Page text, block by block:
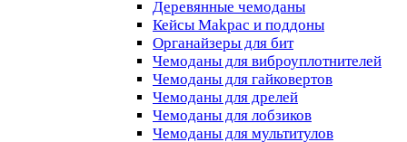
Деревянные чемоданы
Кейсы Makpac и поддоны
Органайзеры для бит
Чемоданы для виброуплотнителей
Чемоданы для гайковертов
Чемоданы для дрелей
Чемоданы для лобзиков
Чемоданы для мультитулов